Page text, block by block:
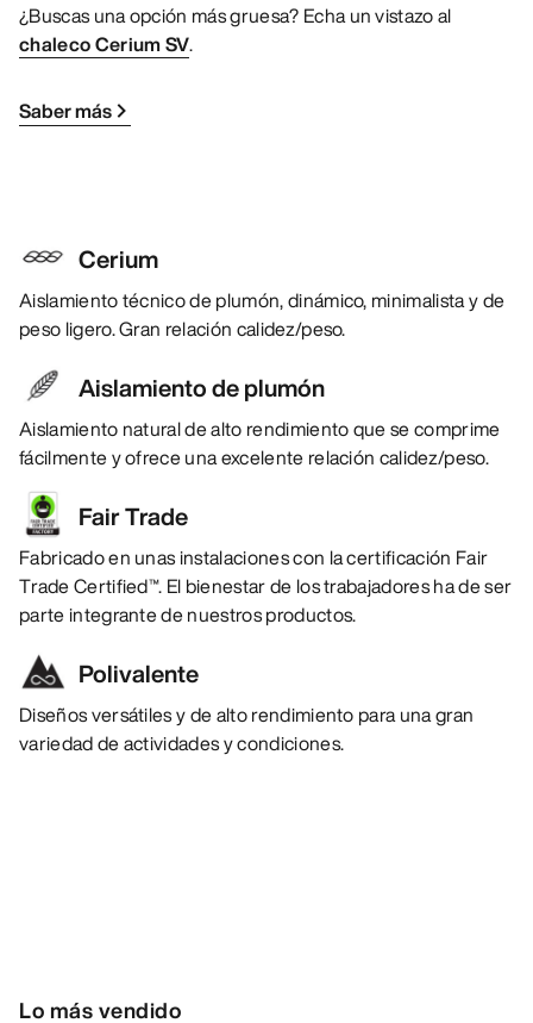
¿Buscas una opción más gruesa? Echa un vistazo al
chaleco Cerium SV.
Saber más
Cerium
Aislamiento técnico de plumón, dinámico, minimalista y de
peso ligero. Gran relación calidez/peso.
Aislamiento de plumón
Aislamiento natural de alto rendimiento que se comprime
fácilmente y ofrece una excelente relación calidez/peso.
Fair Trade
Fabricado en unas instalaciones con la certificación Fair
Trade Certified™. El bienestar de los trabajadores ha de ser
parte integrante de nuestros productos.
Polivalente
Diseños versátiles y de alto rendimiento para una gran
variedad de actividades y condiciones.
Lo más vendido